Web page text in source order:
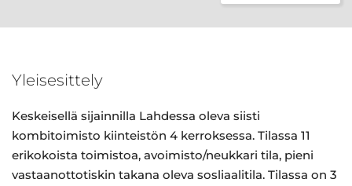
Yleisesittely
Keskeisellä sijainnilla Lahdessa oleva siisti
kombitoimisto kiinteistön 4 kerroksessa. Tilassa 11
erikokoista toimistoa, avoimisto/neukkari tila, pieni
vastaanottotiskin takana oleva sosliaalitila. Tilassa on 3